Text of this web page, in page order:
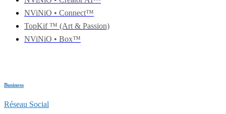
NViNiO • Connect™
TopKif ™ (Art & Passion)
NViNiO • Box™
Business
Réseau Social